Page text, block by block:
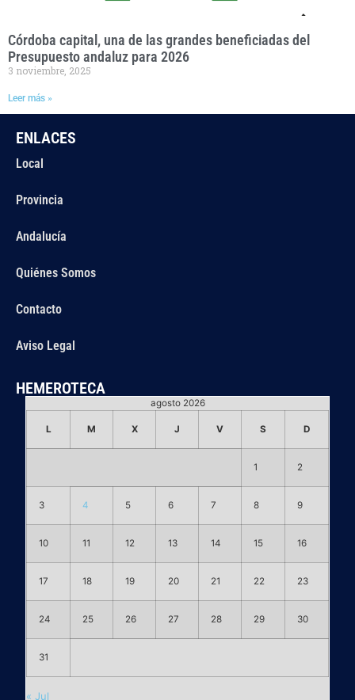
Córdoba capital, una de las grandes beneficiadas del
Presupuesto andaluz para 2026
3 noviembre, 2025
Leer más »
ENLACES
Local
Provincia
Andalucía
Quiénes Somos
Contacto
Aviso Legal
HEMEROTECA
agosto 2026
L M X J V S D
1 2
3 4 5 6 7 8 9
10 11 12 13 14 15 16
17 18 19 20 21 22 23
24 25 26 27 28 29 30
31
« Jul